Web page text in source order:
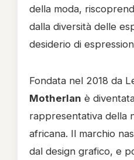
della moda,
dalla diversità delle
desiderio di
Fondata nel 2018 da
Motherlan è
rappresentativa della
africana. Il marchio
dal design grafico, e